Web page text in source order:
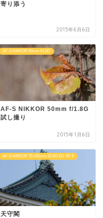
寄り添う
2015年6月6日
AF-S NIKKOR 50mm f/1.8G
AF-S NIKKOR 50mm f/1.8G
試し撮り
2015年1月6日
AF-S NIKKOR 70-200mm f/2.8G ED VR II
天守閣